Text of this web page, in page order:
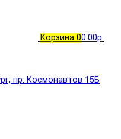
Корзина 00.00р.
пр. Космонавтов 15Б